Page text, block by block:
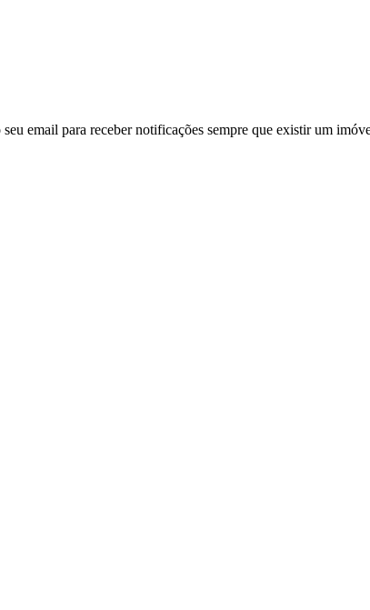
email para receber notificações sempre que existir um